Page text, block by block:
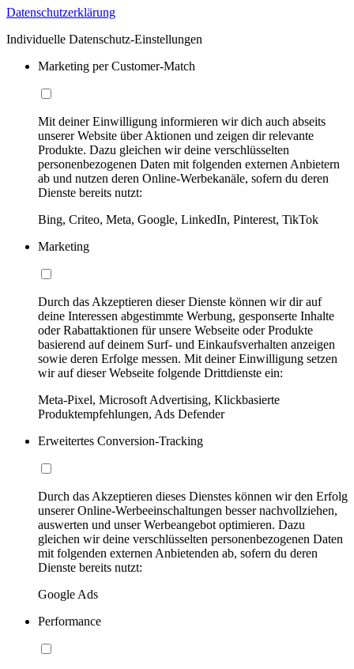
Datenschutzerklärung
Individuelle Datenschutz-Einstellungen
Marketing per Customer-Match
Mit deiner Einwilligung informieren wir dich auch abseits
unserer Website über Aktionen und zeigen dir relevante
Produkte. Dazu gleichen wir deine verschlüsselten
personenbezogenen Daten mit folgenden externen Anbietern
ab und nutzen deren Online-Werbekanäle, sofern du deren
Dienste bereits nutzt:
Bing, Criteo, Meta, Google, LinkedIn, Pinterest, TikTok
Marketing
Durch das Akzeptieren dieser Dienste können wir dir auf
deine Interessen abgestimmte Werbung, gesponserte Inhalte
oder Rabattaktionen für unsere Webseite oder Produkte
basierend auf deinem Surf- und Einkaufsverhalten anzeigen
sowie deren Erfolge messen. Mit deiner Einwilligung setzen
wir auf dieser Webseite folgende Drittdienste ein:
Meta-Pixel, Microsoft Advertising, Klickbasierte
Produktempfehlungen, Ads Defender
Erweitertes Conversion-Tracking
Durch das Akzeptieren dieses Dienstes können wir den Erfolg
unserer Online-Werbeeinschaltungen besser nachvollziehen,
auswerten und unser Werbeangebot optimieren. Dazu
gleichen wir deine verschlüsselten personenbezogenen Daten
mit folgenden externen Anbietenden ab, sofern du deren
Dienste bereits nutzt:
Google Ads
Performance